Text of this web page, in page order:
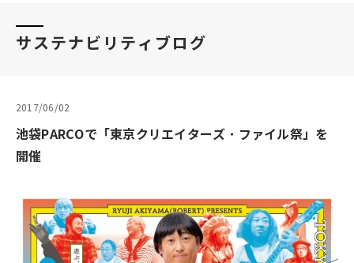
サステナビリティブログ
2017/06/02
池袋PARCOで「東京クリエイターズ・ファイル祭」を
開催